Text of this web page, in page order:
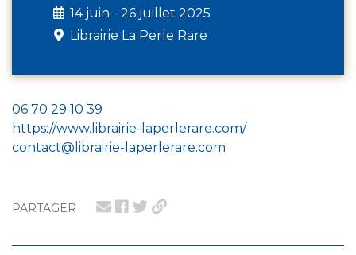
PARTAGER
14 juin - 26 juillet 2025
Librairie La Perle Rare
06 70 29 10 39
https://www.librairie-laperlerare.com/
contact@librairie-laperlerare.com